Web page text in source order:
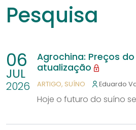
Pesquisa
06
JUL
2026
Agrochina: Preços
atualização
ARTIGO SUÍNO Eduardo
Hoje o futuro do suíno